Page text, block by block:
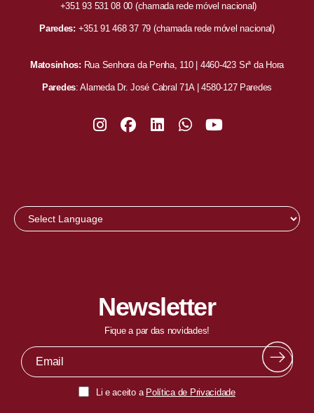
+351 93 531 08 00 (chamada rede móvel nacional)
Paredes: +351 91 468 37 79 (chamada rede móvel nacional)
Matosinhos: Rua Senhora da Penha, 110 | 4460-423 Srª da Hora
Paredes: Alameda Dr. José Cabral 71A | 4580-127 Paredes
Newsletter
Fique a par das novidades!
Li e aceito a Política de Privacidade